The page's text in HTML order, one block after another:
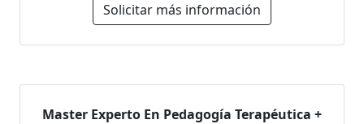
Solicitar más información
Master Experto En Pedagogía Terapéutica +